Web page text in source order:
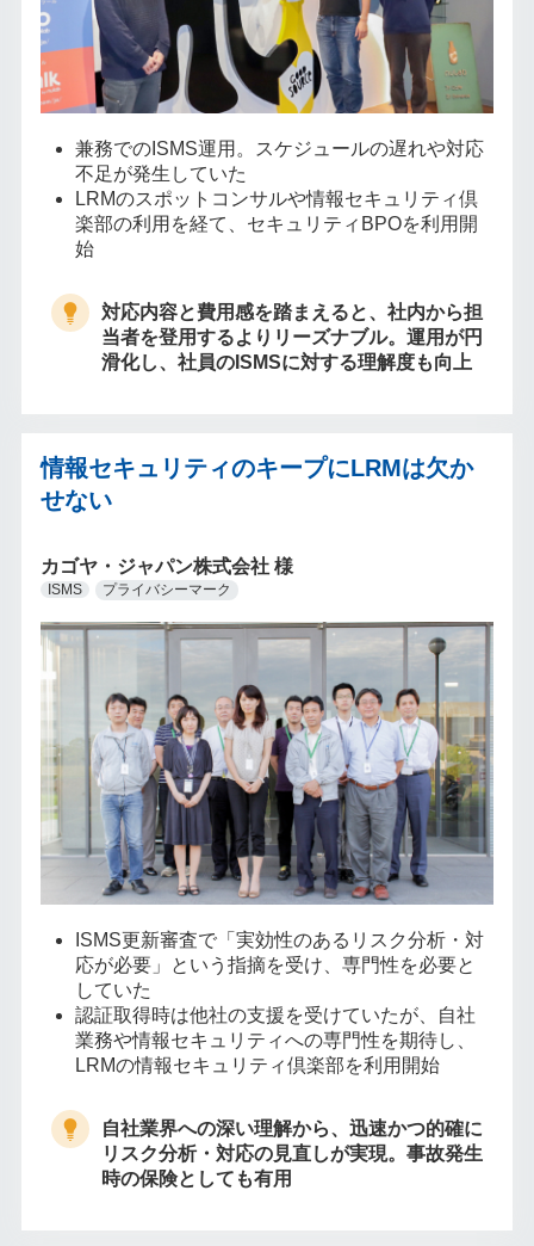
兼務でのISMS運用。スケジュールの遅れや対応
不足が発生していた
LRMのスポットコンサルや情報セキュリティ倶
楽部の利用を経て、セキュリティBPOを利用開
始
対応内容と費用感を踏まえると、社内から担
当者を登用するよりリーズナブル。運用が円
滑化し、社員のISMSに対する理解度も向上
情報セキュリティのキープにLRMは欠か
せない
カゴヤ・ジャパン株式会社 様
ISMS プライバシーマーク
ISMS更新審査で「実効性のあるリスク分析・対
応が必要」という指摘を受け、専門性を必要と
していた
認証取得時は他社の支援を受けていたが、自社
業務や情報セキュリティへの専門性を期待し、
LRMの情報セキュリティ倶楽部を利用開始
自社業界への深い理解から、迅速かつ的確に
リスク分析・対応の見直しが実現。事故発生
時の保険としても有用